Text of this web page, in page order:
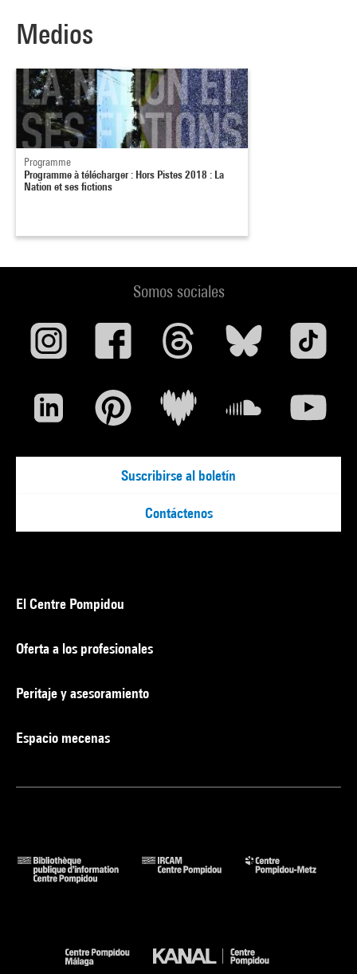
Medios
Programme
Programme à télécharger : Hors Pistes 2018 : La
Nation et ses fictions
Somos sociales
Suscribirse al boletín
Contáctenos
El Centre Pompidou
Oferta a los profesionales
Peritaje y asesoramiento
Espacio mecenas